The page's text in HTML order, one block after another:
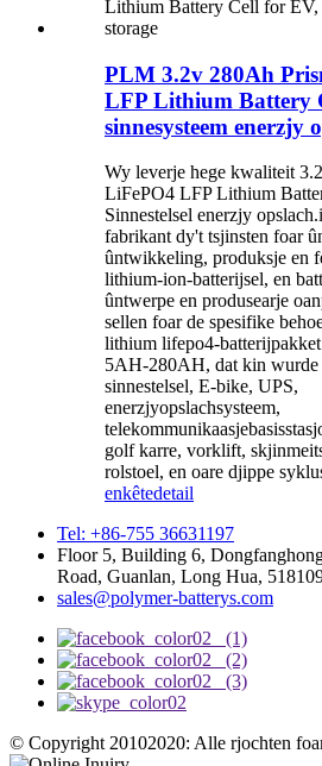
PLM 3.2v 280Ah
LFP Lithium Battery
sinnesysteem enerzjy
Wy leverje hege kwaliteit
LiFePO4 LFP Lithium
Sinnestelsel enerzjy
fabrikant dy't tsjinsten foar
ûntwikkeling, produksje en
lithium-ion-batterijsel, en
ûntwerpe en produsearje
sellen foar de spesifike
lithium lifepo4-
5AH-280AH, dat kin wurde
sinnestelsel, E-bike, UPS,
enerzjyopslachsysteem,
golf karre, vorklift,
rolstoel, en oare djippe
enkêtedetail
Tel: +86-755 36631197
Floor 5, Building 6,
Road, Guanlan, Long Hua,
sales@polymer-batterys.com
© Copyright 20102020: Alle rjochten